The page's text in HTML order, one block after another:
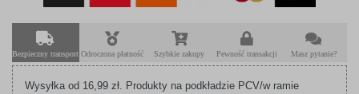
Bezpieczny transport Odroczona płatność Szybkie zakupy Pewność transakcji Masz pytanie?
Wysyłka od 16,99 zł. Produkty na podkładzie PCV/w ramie